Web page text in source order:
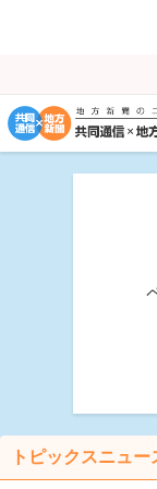
トピックスニュー